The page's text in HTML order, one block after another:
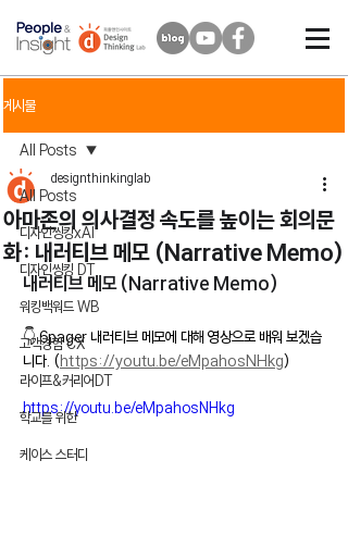
게시물
All Posts
디자인씽킹xAI
디자인씽킹 DT
워킹백워드 WB
고객경험 CX
라이프&커리어DT
학교를 위한
케이스 스터디
All Posts
아마존의 의사결정 속도를 높이는 회의문
화: 내러티브 메모 (Narrative Memo)
designthinkinglab
내러티브 메모 (Narrative Memo)
👇6pager 내러티브 메모에 대해 영상으로 배워 보겠습
니다. (https://youtu.be/eMpahosNHkg)
https://youtu.be/eMpahosNHkg